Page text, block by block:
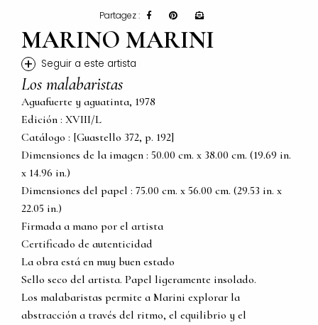
Partagez :
MARINO MARINI
+ Seguir a este artista
Los malabaristas
Aguafuerte y aguatinta, 1978
Edición : XVIII/L
Catálogo : [Guastello 372, p. 192]
Dimensiones de la imagen : 50.00 cm. x 38.00 cm. (19.69 in.
x 14.96 in.)
Dimensiones del papel : 75.00 cm. x 56.00 cm. (29.53 in. x
22.05 in.)
Firmada a mano por el artista
Certificado de autenticidad
La obra está en muy buen estado
Sello seco del artista. Papel ligeramente insolado.
Los malabaristas permite a Marini explorar la
abstracción a través del ritmo, el equilibrio y el